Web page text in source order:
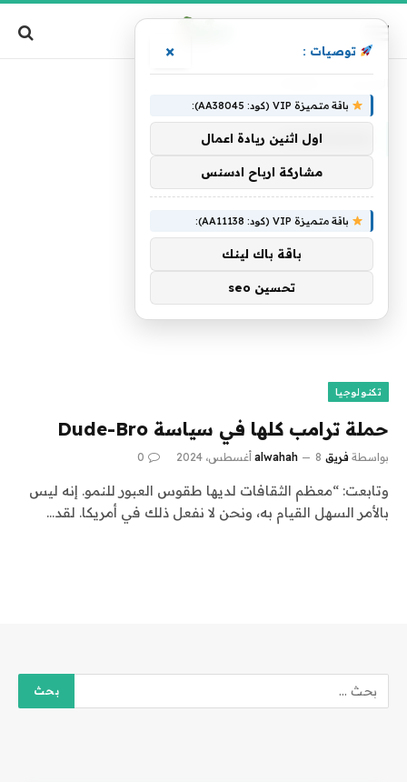
DUDEBRO
تكنولوجيا
حملة ترامب كلها في سياسة Dude-Bro
بواسطة فريق alwahah 8 أغسطس، 2024 0
وتابعت: “معظم الثقافات لديها طقوس العبور للنمو. إنه ليس
بالأمر السهل القيام به، ونحن لا نفعل ذلك في أمريكا. لقد…
توصيات : ×
باقة متميزة VIP (كود: AA38045):
اول اثنين ريادة اعمال
مشاركة ارباح ادسنس
باقة متميزة VIP (كود: AA11138):
باقة باك لينك
تحسين seo